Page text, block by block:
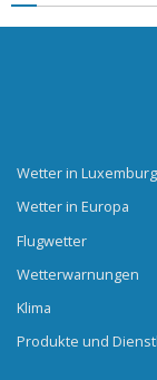
Wetter in Luxemburg
Wetter in Europa
Flugwetter
Wetterwarnungen
Klima
Produkte und